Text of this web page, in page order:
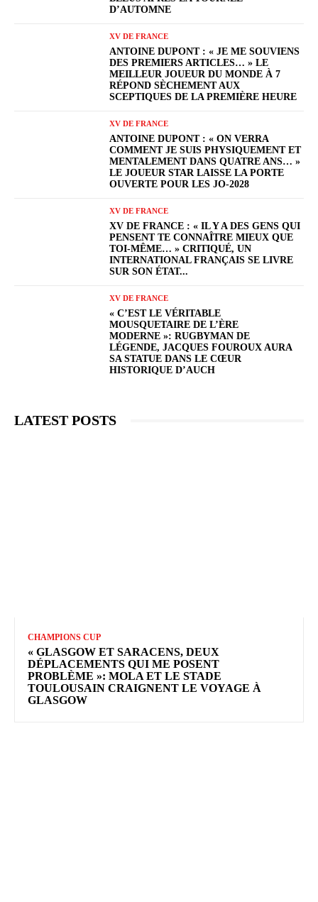
D’AUTOMNE
XV DE FRANCE
ANTOINE DUPONT : « JE ME SOUVIENS
DES PREMIERS ARTICLES… » LE
MEILLEUR JOUEUR DU MONDE À 7
RÉPOND SÈCHEMENT AUX
SCEPTIQUES DE LA PREMIÈRE HEURE
XV DE FRANCE
ANTOINE DUPONT : « ON VERRA
COMMENT JE SUIS PHYSIQUEMENT ET
MENTALEMENT DANS QUATRE ANS… »
LE JOUEUR STAR LAISSE LA PORTE
OUVERTE POUR LES JO-2028
XV DE FRANCE
XV DE FRANCE : « IL Y A DES GENS QUI
PENSENT TE CONNAÎTRE MIEUX QUE
TOI-MÊME… » CRITIQUÉ, UN
INTERNATIONAL FRANÇAIS SE LIVRE
SUR SON ÉTAT...
XV DE FRANCE
« C’EST LE VÉRITABLE
MOUSQUETAIRE DE L’ÈRE
MODERNE »: RUGBYMAN DE
LÉGENDE, JACQUES FOUROUX AURA
SA STATUE DANS LE CŒUR
HISTORIQUE D’AUCH
LATEST POSTS
CHAMPIONS CUP
« GLASGOW ET SARACENS, DEUX
DÉPLACEMENTS QUI ME POSENT
PROBLÈME »: MOLA ET LE STADE
TOULOUSAIN CRAIGNENT LE VOYAGE À
GLASGOW